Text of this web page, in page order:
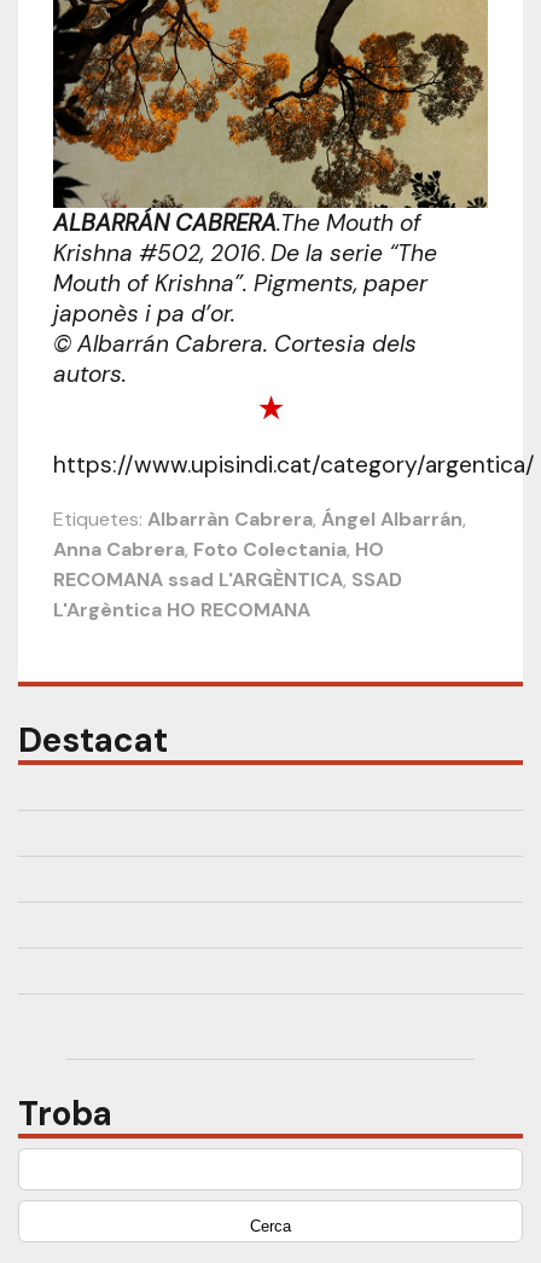
ALBARRÁN CABRERA.The Mouth of
Krishna #502, 2016. De la serie “The
Mouth of Krishna”. Pigments, paper
japonès i pa d’or.
© Albarrán Cabrera. Cortesia dels
autors.
https://www.upisindi.cat/category/argentica/
Etiquetes: Albarràn Cabrera, Ángel Albarrán,
Anna Cabrera, Foto Colectania, HO
RECOMANA ssad L'ARGÈNTICA, SSAD
L'Argèntica HO RECOMANA
Destacat
Troba
Cerca: